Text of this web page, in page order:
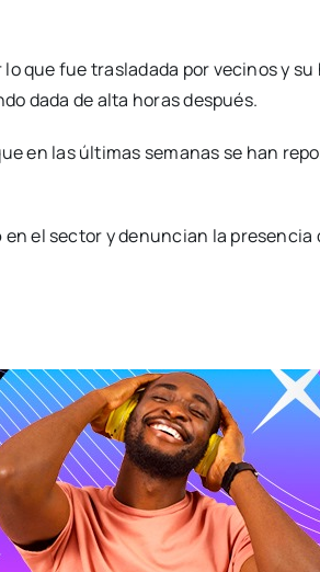
que fue trasladada por vecinos y su
dada de alta horas después.
en las últimas semanas se han
en el sector y denuncian la presencia